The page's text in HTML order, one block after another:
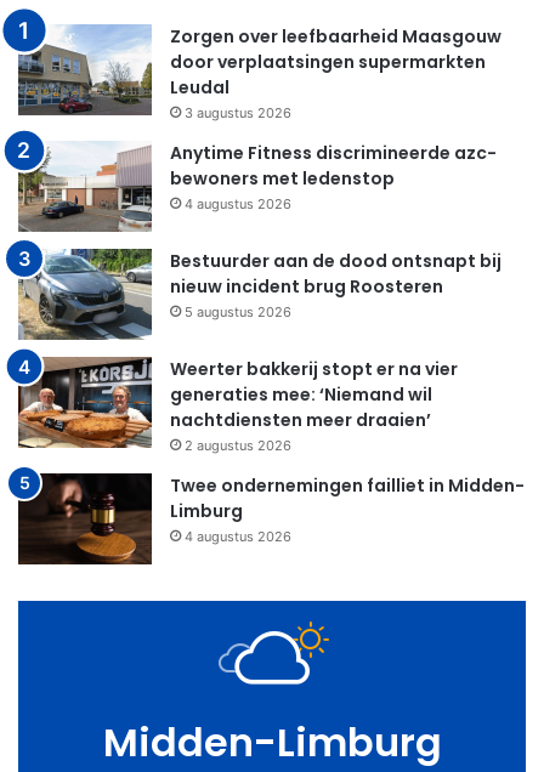
Zorgen over leefbaarheid Maasgouw
door verplaatsingen supermarkten
Leudal
3 augustus 2026
Anytime Fitness discrimineerde azc-
bewoners met ledenstop
4 augustus 2026
Bestuurder aan de dood ontsnapt bij
nieuw incident brug Roosteren
5 augustus 2026
Weerter bakkerij stopt er na vier
generaties mee: ‘Niemand wil
nachtdiensten meer draaien’
2 augustus 2026
Twee ondernemingen failliet in Midden-
Limburg
4 augustus 2026
Midden-Limburg